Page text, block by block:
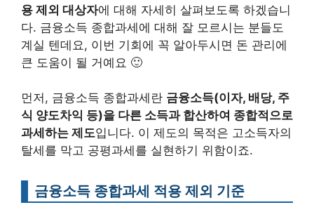
용 제외 대상자에 대해 자세히 살펴보도록 하겠습니
다. 금융소득 종합과세에 대해 잘 모르시는 분들도
계실 텐데요, 이번 기회에 꼭 알아두시면 돈 관리에
큰 도움이 될 거예요 🙂
먼저, 금융소득 종합과세란 금융소득(이자, 배당, 주
식 양도차익 등)을 다른 소득과 합산하여 종합적으로
과세하는 제도입니다. 이 제도의 목적은 고소득자의
탈세를 막고 공평과세를 실현하기 위함이죠.
금융소득 종합과세 적용 제외 기준